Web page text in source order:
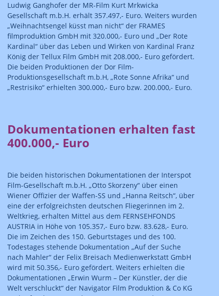
Ludwig Ganghofer der MR-Film Kurt Mrkwicka
Gesellschaft m.b.H. erhält 357.497,- Euro. Weiters wurden
„Weihnachtsengel küsst man nicht“ der FRAMES
filmproduktion GmbH mit 320.000,- Euro und „Der Rote
Kardinal“ über das Leben und Wirken von Kardinal Franz
König der Tellux Film GmbH mit 208.000,- Euro gefördert.
Die beiden Produktionen der Dor Film-
Produktionsgesellschaft m.b.H, „Rote Sonne Afrika“ und
„Restrisiko“ erhielten 300.000,- Euro bzw. 200.000,- Euro.
Dokumentationen erhalten fast
400.000,- Euro
Die beiden historischen Dokumentationen der Interspot
Film-Gesellschaft m.b.H. „Otto Skorzeny“ über einen
Wiener Offizier der Waffen-SS und „Hanna Reitsch“, über
eine der erfolgreichsten deutschen Fliegerinnen im 2.
Weltkrieg, erhalten Mittel aus dem FERNSEHFONDS
AUSTRIA in Höhe von 105.357,- Euro bzw. 83.628,- Euro.
Die im Zeichen des 150. Geburtstages und des 100.
Todestages stehende Dokumentation „Auf der Suche
nach Mahler“ der Felix Breisach Medienwerkstatt GmbH
wird mit 50.356,- Euro gefördert. Weiters erhielten die
Dokumentationen „Erwin Wurm – Der Künstler, der die
Welt verschluckt“ der Navigator Film Produktion & Co KG